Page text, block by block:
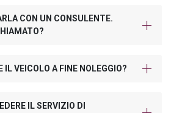
CON UN CONSULENTE.
IL VEICOLO A FINE NOLEGGIO?
IL SERVIZIO DI